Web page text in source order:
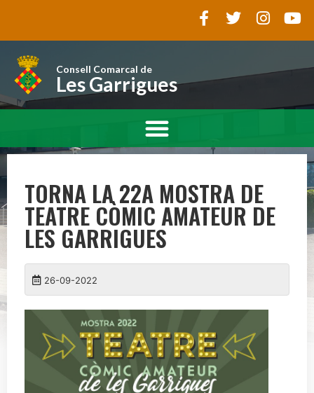
Consell Comarcal de
Les Garrigues
TORNA LA 22A MOSTRA DE
TEATRE CÒMIC AMATEUR DE
LES GARRIGUES
26-09-2022